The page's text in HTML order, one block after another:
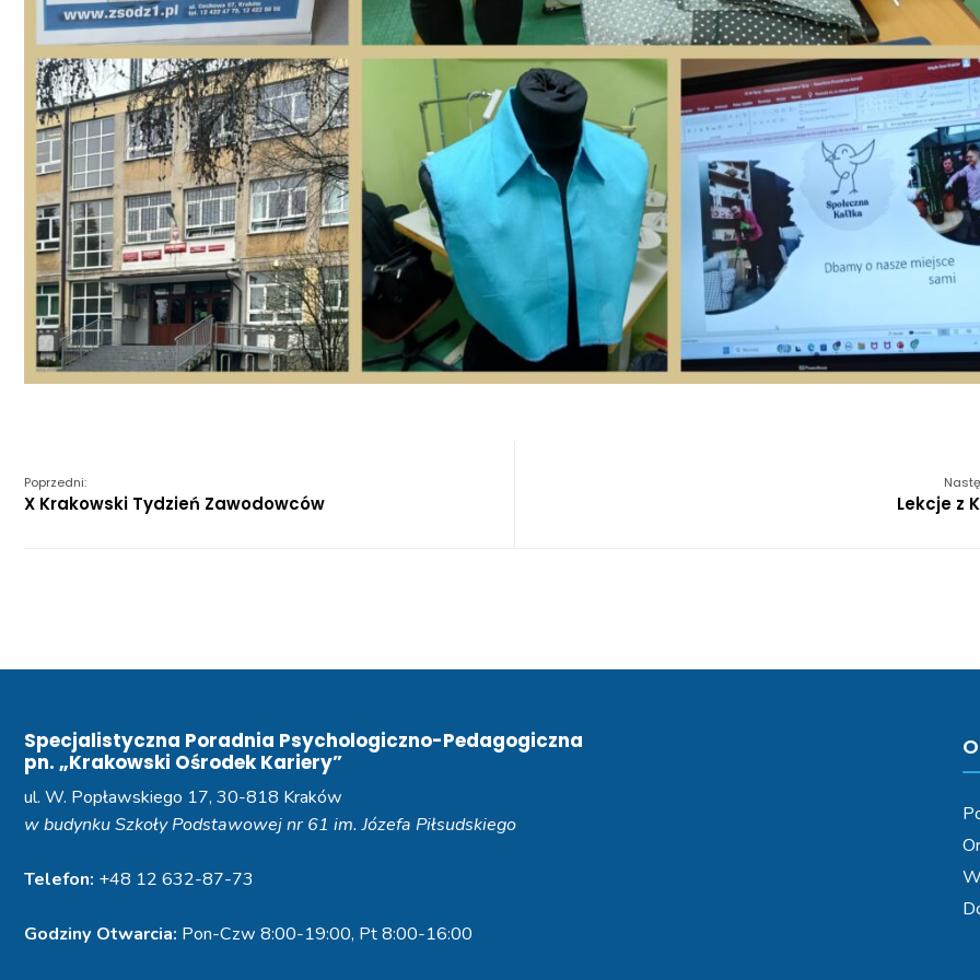
Poprzedni:
X Krakowski Tydzień Zawodowców Lekcje z
Specjalistyczna Poradnia Psychologiczno-Pedagogiczna
pn. „Krakowski Ośrodek Kariery”
ul. W. Popławskiego 17, 30-818 Kraków
w budynku Szkoły Podstawowej nr 61 im. Józefa Piłsudskiego
Telefon: +48 12 632-87-73
Godziny Otwarcia: Pon-Czw 8:00-19:00, Pt 8:00-16:00